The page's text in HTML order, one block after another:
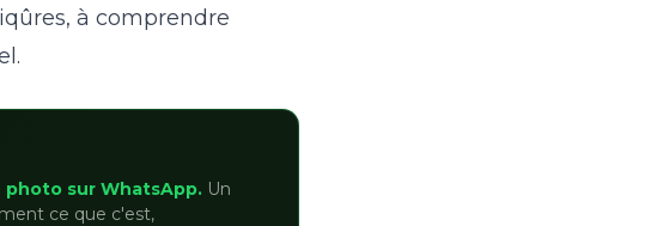
à comprendre
sur WhatsApp. Un
ce que c'est,